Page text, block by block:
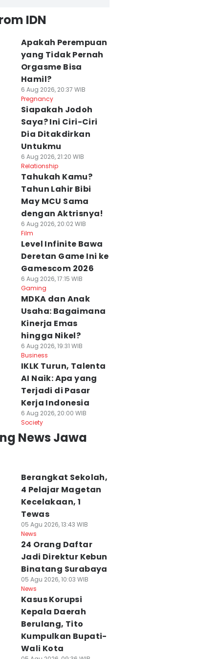
Ibu di
Tewas
Dibunuh
Kandungnya
Agu 2026, 15:34 WIB
Kecelakaan di
Raharja Bilang
Ngomong Turun
06 Agu 2026, 14:28 WIB
News
IDN
Apakah Perempuan
yang Tidak Pernah
Orgasme Bisa
Hamil?
6 Aug 2026, 20:37 WIB
Pregnancy
Siapakah Jodoh
Saya? Ini Ciri-Ciri
Dia Ditakdirkan
Untukmu
6 Aug 2026, 21:20 WIB
Relationship
Tahukah Kamu?
Tahun Lahir Bibi
May MCU Sama
dengan Aktrisnya!
6 Aug 2026, 20:02 WIB
Film
Level Infinite Bawa
Deretan Game Ini ke
Gamescom 2026
6 Aug 2026, 17:15 WIB
Gaming
MDKA dan Anak
Usaha: Bagaimana
Kinerja Emas
hingga Nikel?
6 Aug 2026, 19:31 WIB
Business
IKLK Turun, Talenta
AI Naik: Apa yang
Terjadi di Pasar
Kerja Indonesia
6 Aug 2026, 20:00 WIB
Society
News Jawa
Berangkat Sekolah,
4 Pelajar Magetan
Kecelakaan, 1
Tewas
05 Agu 2026, 13:43 WIB
News
24 Orang Daftar
Jadi Direktur Kebun
Binatang Surabaya
05 Agu 2026, 10:03 WIB
News
Kasus Korupsi
Kepala Daerah
Berulang, Tito
Kumpulkan Bupati-
Wali Kota